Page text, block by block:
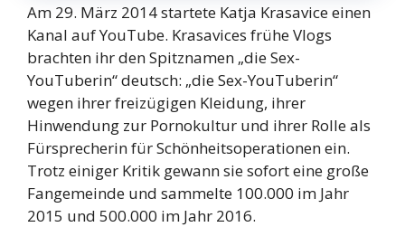
Am 29. März 2014 startete Katja Krasavice einen
Kanal auf YouTube. Krasavices frühe Vlogs
brachten ihr den Spitznamen „die Sex-
YouTuberin“ deutsch: „die Sex-YouTuberin“
wegen ihrer freizügigen Kleidung, ihrer
Hinwendung zur Pornokultur und ihrer Rolle als
Fürsprecherin für Schönheitsoperationen ein.
Trotz einiger Kritik gewann sie sofort eine große
Fangemeinde und sammelte 100.000 im Jahr
2015 und 500.000 im Jahr 2016.